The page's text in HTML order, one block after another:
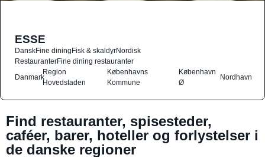
ESSE
DanskFine diningFisk & skaldyrNordisk
RestauranterFine dining restauranter
Danmark
Region
Hovedstaden
Københavns
Kommune
København
Ø
Nordhavn
Find restauranter, spisesteder,
caféer, barer, hoteller og forlystelser i
de danske regioner